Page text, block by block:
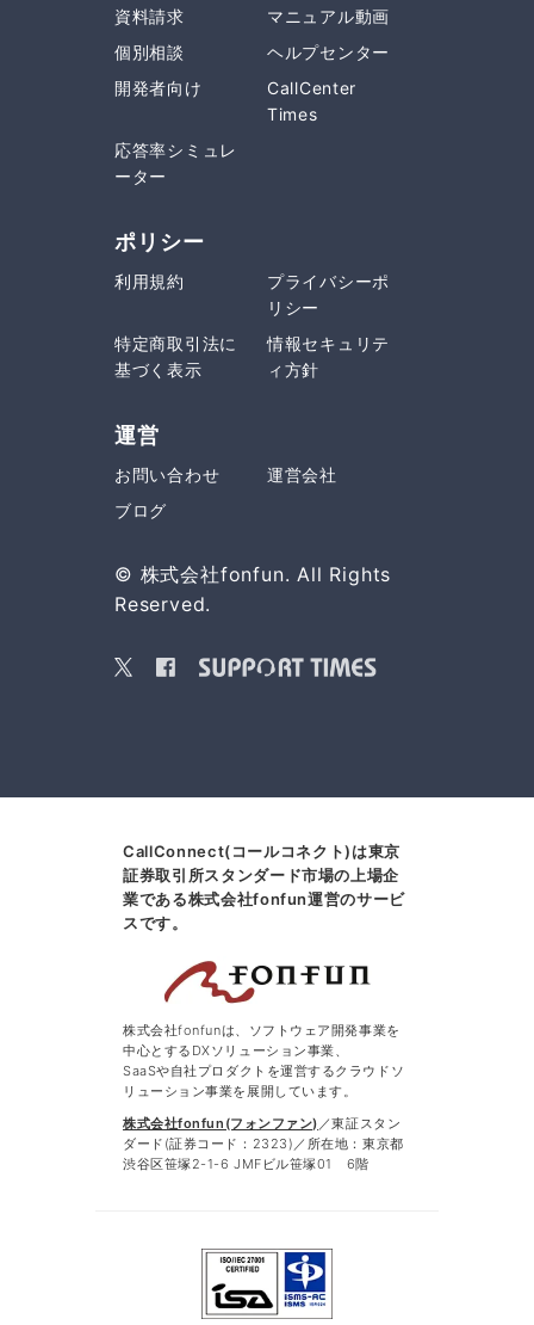
資料請求
マニュアル動画
個別相談
ヘルプセンター
開発者向け
CallCenter
Times
応答率シミュレ
ーター
ポリシー
利用規約
プライバシーポ
リシー
特定商取引法に
基づく表示
情報セキュリテ
ィ方針
運営
お問い合わせ
運営会社
ブログ
© 株式会社fonfun. All Rights
Reserved.
CallConnect(コールコネクト)は東京
証券取引所スタンダード市場の上場企
業である株式会社fonfun運営のサービ
スです。
株式会社fonfunは、ソフトウェア開発事業を
中心とするDXソリューション事業、
SaaSや自社プロダクトを運営するクラウドソ
リューション事業を展開しています。
株式会社fonfun(フォンファン) ／東証スタン
ダード(証券コード：2323)／所在地：東京都
渋谷区笹塚2-1-6 JMFビル笹塚01 6階